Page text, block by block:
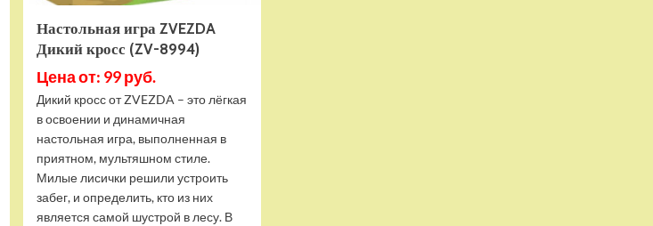
Настольная игра ZVEZDA
Дикий кросс (ZV-8994)
Цена от: 99 руб.
Дикий кросс от ZVEZDA – это лёгкая
в освоении и динамичная
настольная игра, выполненная в
приятном, мультяшном стиле.
Милые лисички решили устроить
забег, и определить, кто из них
является самой шустрой в лесу. В